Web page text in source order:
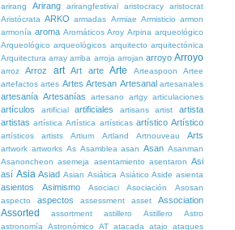
arirang
Arirang arirangfestival aristocracy
aristocrat
Aristócrata ARKO armadas Armiae Armisticio armon
armonía aroma Aromáticos Aroy Arpina arqueológico
Arqueológico arqueológicos arquitecto arquitectónica
Arquitectura array arriba arroja arrojan arroyo Arroyo
arroz Arroz art Art arte Arte Arteaspoon
Artee
artefactos artes Artes Artesan Artesanal artesanales
artesanía Artesanías artesano artgy articulaciones
artículos artificial artificiales artisans artist
artista
artistas artística Artística artísticas artístico Artístico
artísticos artists Artium Artland Artnouveau Arts
artwork artworks As Asamblea asan Asan Asanman
Asanoncheon asemeja asentamiento asentaron Asi
así Asia Asiad Asian Asiática Asiático Aside asienta
asientos Asimismo Asociaci Asociación
Asosan
aspecto
aspectos assessment asset Association
Assorted assortment astillero Astillero
Astro
astronomía
Astronómico AT atacada atajo ataques